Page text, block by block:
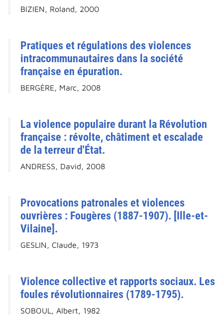
BIZIEN, Roland, 2000
Pratiques et régulations des violences
intracommunautaires dans la société
française en épuration.
BERGÈRE, Marc, 2008
La violence populaire durant la Révolution
française : révolte, châtiment et escalade
de la terreur d'État.
ANDRESS, David, 2008
Provocations patronales et violences
ouvrières : Fougères (1887-1907). [Ille-et-
Vilaine].
GESLIN, Claude, 1973
Violence collective et rapports sociaux. Les
foules révolutionnaires (1789-1795).
SOBOUL, Albert, 1982